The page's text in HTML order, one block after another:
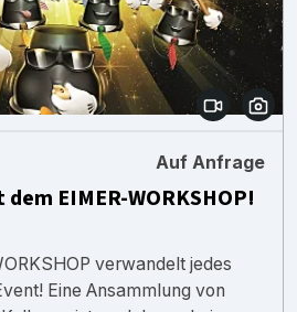
Auf Anfrage
EIMER-WORKSHOP!
verwandelt jedes
Eine Ansammlung von